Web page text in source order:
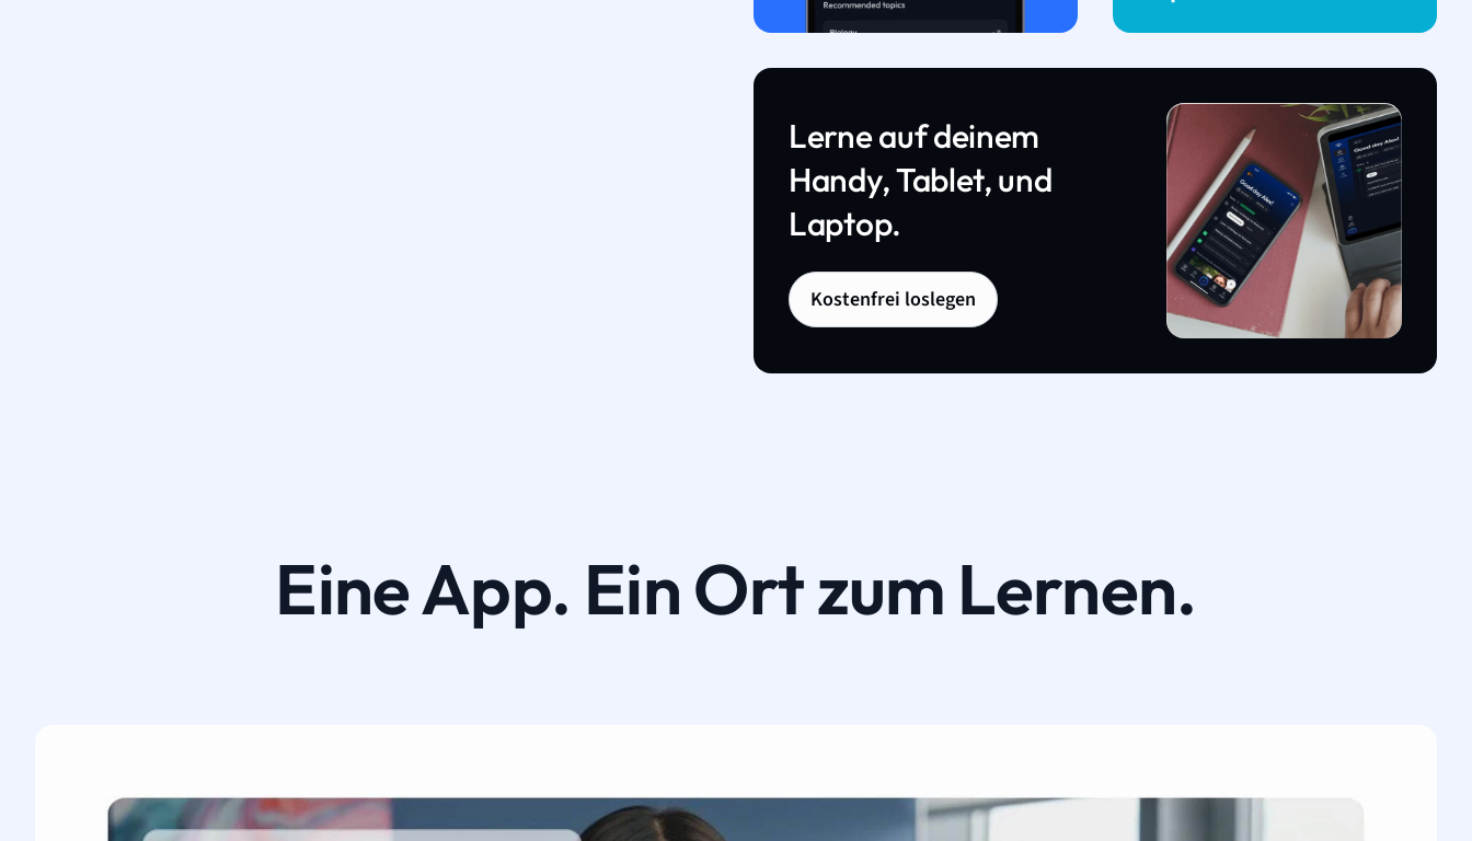
Lerne auf deinem
Handy, Tablet, und
Laptop.
Kostenfrei loslegen
Eine App. Ein Ort zum Lernen.